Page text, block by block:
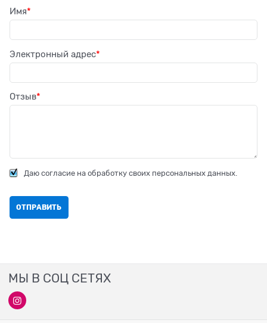
Имя
Электронный адрес
Отзыв
Даю согласие на обработку своих персональных данных.
МЫ В СОЦ СЕТЯХ